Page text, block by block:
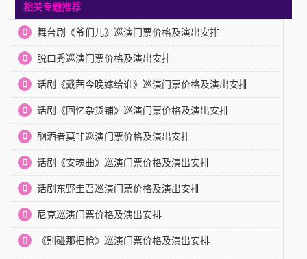
相关专题推荐
舞台剧《爷们儿》巡演门票价格及演出安排
脱口秀巡演门票价格及演出安排
话剧《戴茜今晚嫁给谁》巡演门票价格及演出安排
话剧《回忆杂货铺》巡演门票价格及演出安排
酗酒者莫非巡演门票价格及演出安排
话剧《安魂曲》巡演门票价格及演出安排
话剧东野圭吾巡演门票价格及演出安排
尼克巡演门票价格及演出安排
《别碰那把枪》巡演门票价格及演出安排